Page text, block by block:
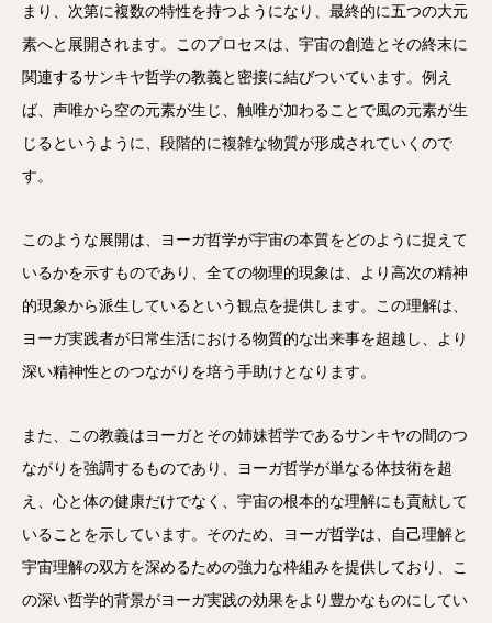
まり、次第に複数の特性を持つようになり、最終的に五つの大元
素へと展開されます。このプロセスは、宇宙の創造とその終末に
関連するサンキヤ哲学の教義と密接に結びついています。例え
ば、声唯から空の元素が生じ、触唯が加わることで風の元素が生
じるというように、段階的に複雑な物質が形成されていくので
す。
このような展開は、ヨーガ哲学が宇宙の本質をどのように捉えて
いるかを示すものであり、全ての物理的現象は、より高次の精神
的現象から派生しているという観点を提供します。この理解は、
ヨーガ実践者が日常生活における物質的な出来事を超越し、より
深い精神性とのつながりを培う手助けとなります。
また、この教義はヨーガとその姉妹哲学であるサンキヤの間のつ
ながりを強調するものであり、ヨーガ哲学が単なる体技術を超
え、心と体の健康だけでなく、宇宙の根本的な理解にも貢献して
いることを示しています。そのため、ヨーガ哲学は、自己理解と
宇宙理解の双方を深めるための強力な枠組みを提供しており、こ
の深い哲学的背景がヨーガ実践の効果をより豊かなものにしてい